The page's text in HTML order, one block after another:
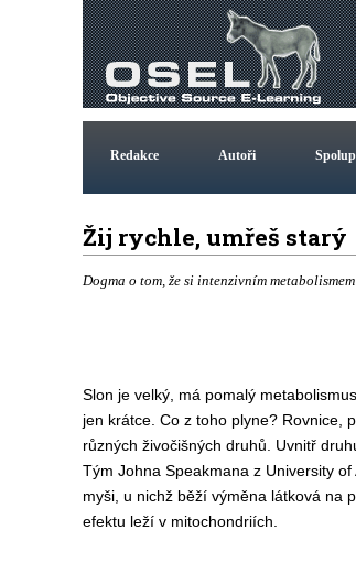
Redakce Autoři
Žij rychle, umřeš starý
Dogma o tom, že si intenzivním
Slon je velký, má pomalý
jen krátce. Co z toho plyne? Rovnice,
různých živočišných druhů. Uvnitř
Tým Johna Speakmana z University
myši, u nichž běží výměna látková na
efektu leží v mitochondriích.